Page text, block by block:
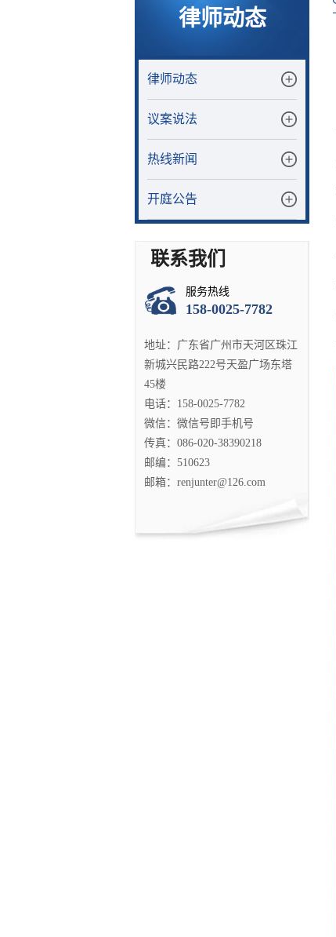
律师动态
律师动态
议案说法
热线新闻
开庭公告
联系我们
服务热线
158-0025-7782
地址：广东省广州市天河区珠江
新城兴民路222号天盈广场东塔
45楼
电话：158-0025-7782
微信：微信号即手机号
传真：086-020-38390218
邮编：510623
邮箱：renjunter@126.com